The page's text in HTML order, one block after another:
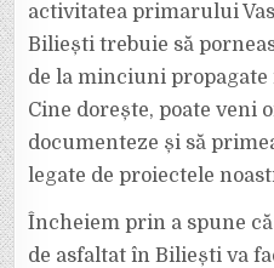
activitatea primarului
Biliești trebuie să
de la minciuni
Cine dorește, poate veni
documenteze și să
legate de proiectele
Încheiem prin a spune
de asfaltat în Biliești va